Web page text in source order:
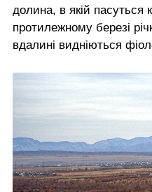
долина, в якій пасуться
протилежному березі
вдалині видніються